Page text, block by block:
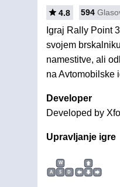
4.8 594
Igraj Rally Point
svojem
namestitve, ali
na Avtomobilske
Developer
Developed by
Upravljanje igre
W
A
S D